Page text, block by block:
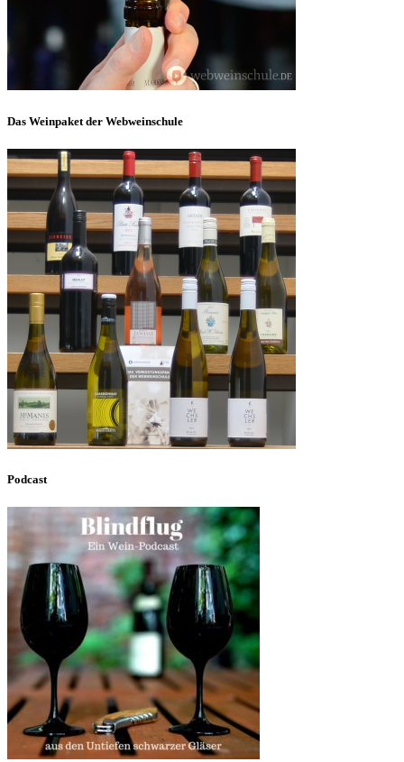
Das Weinpaket der Webweinschule
Podcast